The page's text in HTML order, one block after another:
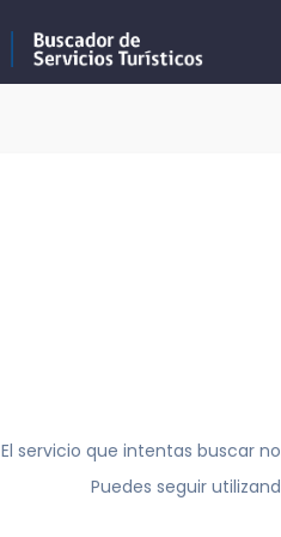
El servicio que intentas buscar
Puedes seguir